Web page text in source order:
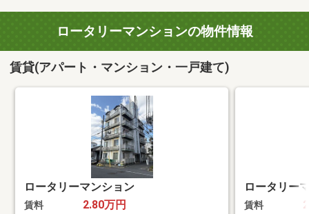
ロータリーマンションの物件情報
賃貸(アパート・マンション・一戸建て)
ロータリーマンション
賃料 2.80万円
ロータリー
賃料